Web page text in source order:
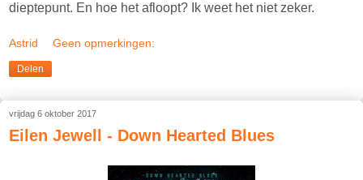
dieptepunt. En hoe het afloopt? Ik weet het niet zeker.
Astrid Geen opmerkingen:
Delen
vrijdag 6 oktober 2017
Eilen Jewell - Down Hearted Blues